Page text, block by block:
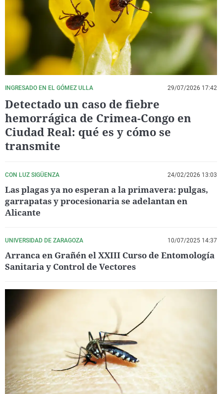
La rosa de los vientos
Gente viajera
Como el perro y el
Caso
Retornados
Equipo de
Operación Viuda
Extremadura
Galicia
La Rioja
País Vasco
Virales
Televisión
Elecciones
INGRESADO EN EL GÓMEZ ULLA 29/07/2026 17:42
Detectado un caso de fiebre
hemorrágica de Crimea-Congo en
Ciudad Real: qué es y cómo se
transmite
CON LUZ SIGÜENZA 24/02/2026 13:03
Las plagas ya no esperan a la primavera: pulgas,
garrapatas y procesionaria se adelantan en
Alicante
UNIVERSIDAD DE ZARAGOZA 10/07/2025 14:37
Arranca en Grañén el XXIII Curso de Entomología
Sanitaria y Control de Vectores